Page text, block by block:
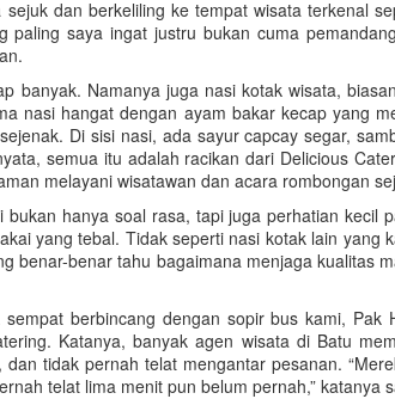
dan berkeliling ke tempat wisata terkenal
paling saya ingat justru bukan cuma
banyak. Namanya juga nasi kotak wisata,
nasi hangat dengan ayam bakar kecap yang
Di sisi nasi, ada sayur capcay segar,
semua itu adalah racikan dari Delicious
melayani wisatawan dan acara rombongan
bukan hanya soal rasa, tapi juga perhatian kecil
yang tebal. Tidak seperti nasi kotak lain yang
benar-benar tahu bagaimana menjaga kualitas
berbincang dengan sopir bus kami, Pak
Katanya, banyak agen wisata di Batu
tidak pernah telat mengantar pesanan.
telat lima menit pun belum pernah,” katanya